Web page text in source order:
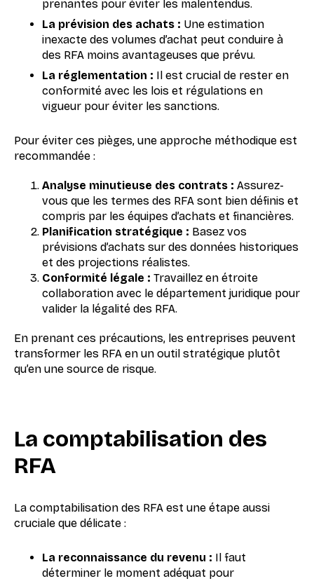
prenantes pour éviter les malentendus.
La prévision des achats : Une estimation
inexacte des volumes d’achat peut conduire à
des RFA moins avantageuses que prévu.
La réglementation : Il est crucial de rester en
conformité avec les lois et régulations en
vigueur pour éviter les sanctions.
Pour éviter ces pièges, une approche méthodique est
recommandée :
Analyse minutieuse des contrats : Assurez-
vous que les termes des RFA sont bien définis et
compris par les équipes d’achats et financières.
Planification stratégique : Basez vos
prévisions d’achats sur des données historiques
et des projections réalistes.
Conformité légale : Travaillez en étroite
collaboration avec le département juridique pour
valider la légalité des RFA.
En prenant ces précautions, les entreprises peuvent
transformer les RFA en un outil stratégique plutôt
qu’en une source de risque.
La comptabilisation des
RFA
La comptabilisation des RFA est une étape aussi
cruciale que délicate :
La reconnaissance du revenu : Il faut
déterminer le moment adéquat pour